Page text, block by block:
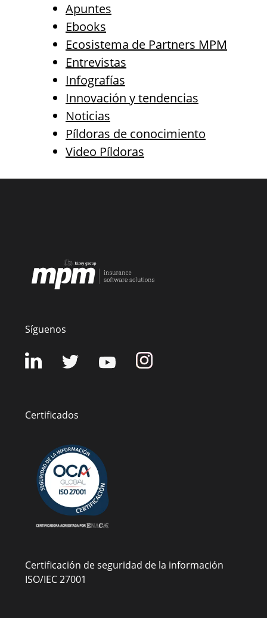
Apuntes
Ebooks
Ecosistema de Partners MPM
Entrevistas
Infografías
Innovación y tendencias
Noticias
Píldoras de conocimiento
Video Píldoras
Síguenos
Certificados
Certificación de seguridad de la información
ISO/IEC 27001